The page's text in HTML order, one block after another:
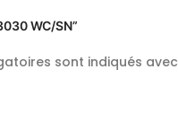
WC/SN”
sont indiqués avec